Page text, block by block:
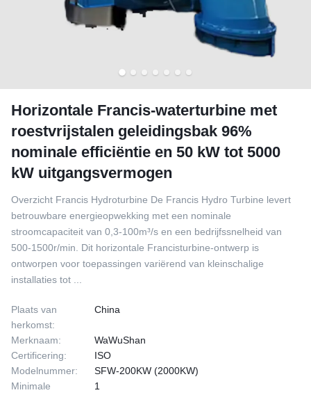
Horizontale Francis-waterturbine met
roestvrijstalen geleidingsbak 96%
nominale efficiëntie en 50 kW tot 5000
kW uitgangsvermogen
Overzicht Francis Hydroturbine De Francis Hydro Turbine levert
betrouwbare energieopwekking met een nominale
stroomcapaciteit van 0,3-100m³/s en een bedrijfssnelheid van
500-1500r/min. Dit horizontale Francisturbine-ontwerp is
ontworpen voor toepassingen variërend van kleinschalige
installaties tot ...
Plaats van
herkomst:
China
Merknaam:
WaWuShan
Certificering:
ISO
Modelnummer:
SFW-200KW (2000KW)
Minimale
1